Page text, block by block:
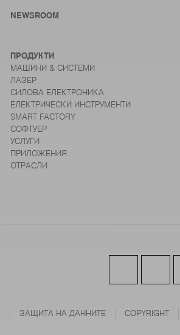
NEWSROOM
ПРОДУКТИ
МАШИНИ & СИСТЕМИ
ЛАЗЕР
СИЛОВА ЕЛЕКТРОНИКА
ЕЛЕКТРИЧЕСКИ ИНСТРУМЕНТИ
SMART FACTORY
СОФТУЕР
УСЛУГИ
ПРИЛОЖЕНИЯ
ОТРАСЛИ
ЗАЩИТА НА ДАННИТЕ COPYRIGHT